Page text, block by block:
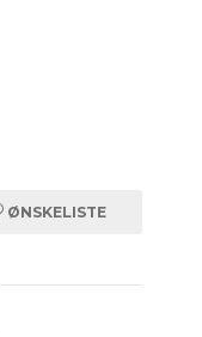
ØNSKELISTE